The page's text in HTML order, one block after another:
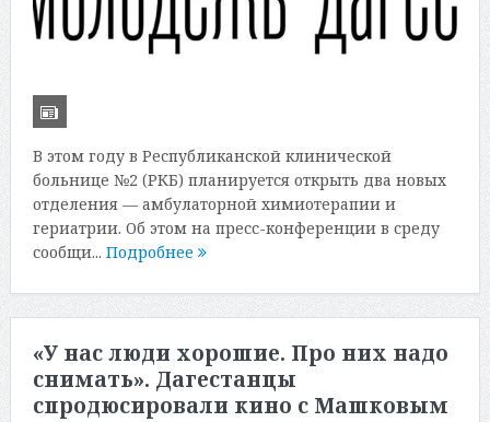
В этом году в Республиканской клинической
больнице №2 (РКБ) планируется открыть два новых
отделения — амбулаторной химиотерапии и
гериатрии. Об этом на пресс-конференции в среду
сообщи... Подробнее
«У нас люди хорошие. Про них надо
снимать». Дагестанцы
спродюсировали кино с Машковым